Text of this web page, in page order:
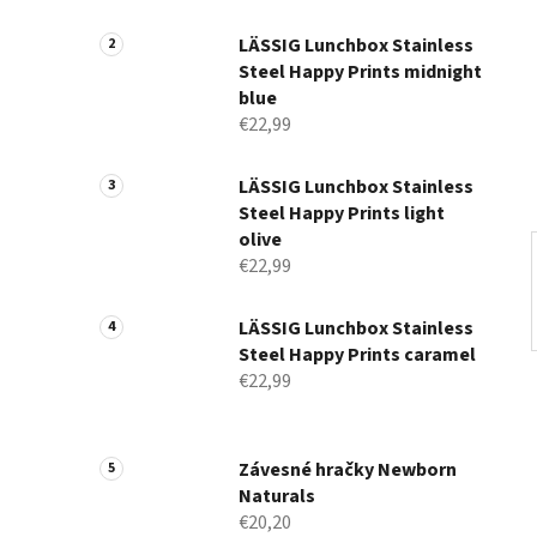
n
LÄSSIG Lunchbox Stainless
Steel Happy Prints midnight
blue
€22,99
LÄSSIG Lunchbox Stainless
Steel Happy Prints light
olive
€22,99
LÄSSIG Lunchbox Stainless
Steel Happy Prints caramel
€22,99
Závesné hračky Newborn
Naturals
€20,20